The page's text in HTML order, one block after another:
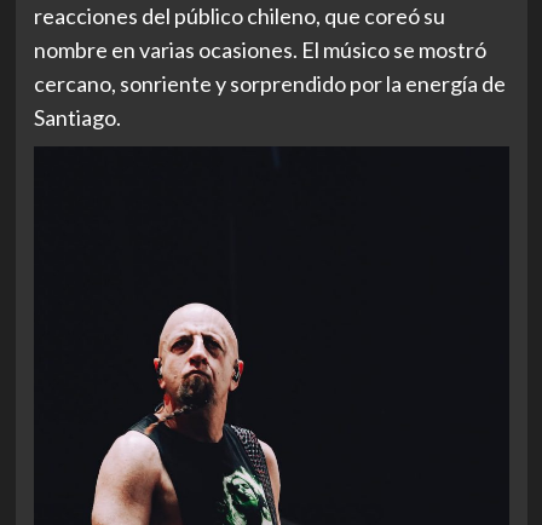
reacciones del público chileno, que coreó su
nombre en varias ocasiones. El músico se mostró
cercano, sonriente y sorprendido por la energía de
Santiago.